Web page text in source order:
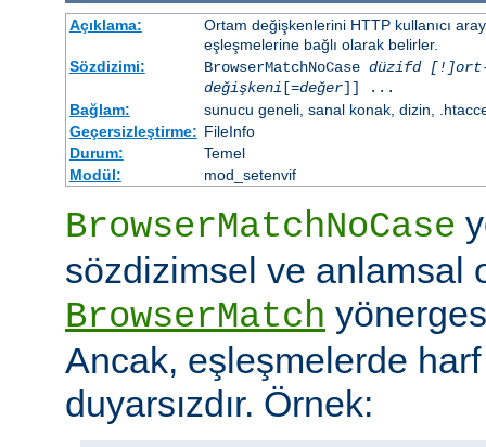
Açıklama:
Ortam değişkenlerini HTTP kullanıcı
eşleşmelerine bağlı olarak belirler.
Sözdizimi:
BrowserMatchNoCase düzifd [!]ort-
değişkeni [=değer]] ...
Bağlam:
sunucu geneli, sanal konak, dizin,
Geçersizleştirme: FileInfo
Durum:
Temel
Modül:
mod_setenvif
BrowserMatchNoCase
sözdizimsel ve anlamsal
BrowserMatch
Ancak, eşleşmelerde
duyarsızdır. Örnek: